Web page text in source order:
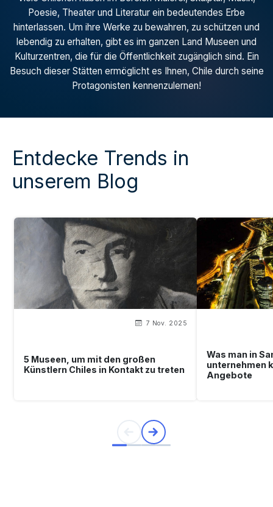
Poesie, Theater und Literatur ein bedeutendes Erbe
hinterlassen. Um ihre Werke zu bewahren, zu schützen und
lebendig zu erhalten, gibt es im ganzen Land Museen und
Kulturzentren, die für die Öffentlichkeit zugänglich sind. Ein
Besuch dieser Stätten ermöglicht es Ihnen, Chile durch seine
Protagonisten kennenzulernen!
Entdecke Trends in
unserem Blog
7 Nov. 2025
5 Museen, um mit den großen
Künstlern Chiles in Kontakt zu treten
Was man in
unternehmen
Angebote